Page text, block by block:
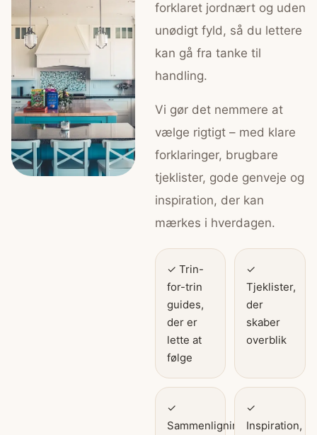
forklaret jordnært og uden
unødigt fyld, så du lettere
kan gå fra tanke til
handling.
Vi gør det nemmere at
vælge rigtigt – med klare
forklaringer, brugbare
tjeklister, gode genveje og
inspiration, der kan
mærkes i hverdagen.
✓ Trin-
for-trin
guides,
der er
lette at
følge
✓
Tjeklister,
der
skaber
overblik
✓
Sammenligninger
✓
Inspiration,